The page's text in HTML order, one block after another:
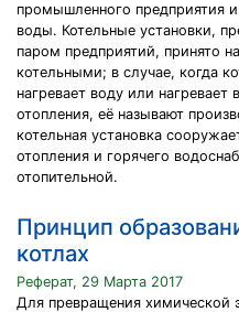
промышленного предприятия
воды. Котельные установки,
паром предприятий, принято
котельными; в случае, когда
нагревает воду или
отопления, её называют
котельная установка
отопления и горячего
отопительной.
Принцип
котлах
Реферат, 29 Марта 2017
Для превращения химической